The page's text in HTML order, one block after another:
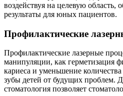
воздействуя на целевую область,
результаты для юных пациентов.
Профилактические
Профилактические лазерные
манипуляции, как герметизация
кариеса и уменьшение
зубы детей от будущих проблем.
стоматология позволяет